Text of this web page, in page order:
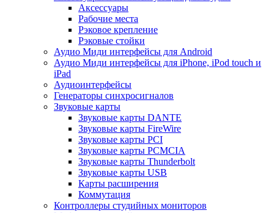
Аксессуары
Рабочие места
Рэковое крепление
Рэковые стойки
Аудио Миди интерфейсы для Android
Аудио Миди интерфейсы для iPhone, iPod touch и
iPad
Аудиоинтерфейсы
Генераторы синхросигналов
Звуковые карты
Звуковые карты DANTE
Звуковые карты FireWire
Звуковые карты PCI
Звуковые карты PCMCIA
Звуковые карты Thunderbolt
Звуковые карты USB
Карты расширения
Коммутация
Контроллеры студийных мониторов